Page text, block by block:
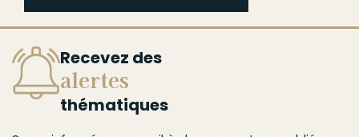
Recevez des
alertes
thématiques